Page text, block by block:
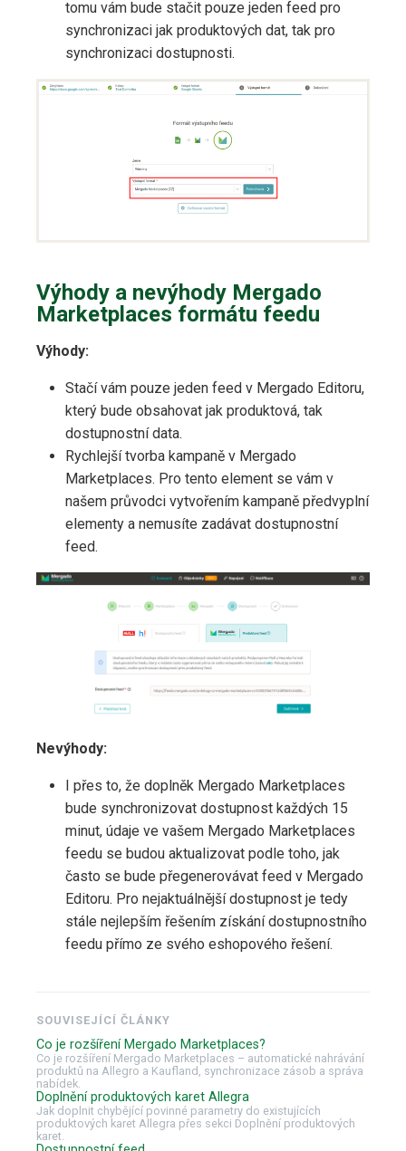
tomu vám bude stačit pouze jeden feed pro
synchronizaci jak produktových dat, tak pro
synchronizaci dostupnosti.
Výhody a nevýhody Mergado
Marketplaces formátu feedu
Výhody:
Stačí vám pouze jeden feed v Mergado Editoru,
který bude obsahovat jak produktová, tak
dostupnostní data.
Rychlejší tvorba kampaně v Mergado
Marketplaces. Pro tento element se vám v
našem průvodci vytvořením kampaně předvyplní
elementy a nemusíte zadávat dostupnostní
feed.
Nevýhody:
I přes to, že doplněk Mergado Marketplaces
bude synchronizovat dostupnost každých 15
minut, údaje ve vašem Mergado Marketplaces
feedu se budou aktualizovat podle toho, jak
často se bude přegenerovávat feed v Mergado
Editoru. Pro nejaktuálnější dostupnost je tedy
stále nejlepším řešením získání dostupnostního
feedu přímo ze svého eshopového řešení.
SOUVISEJÍCÍ ČLÁNKY
Co je rozšíření Mergado Marketplaces?
Co je rozšíření Mergado Marketplaces – automatické nahrávání
produktů na Allegro a Kaufland, synchronizace zásob a správa
nabídek.
Doplnění produktových karet Allegra
Jak doplnit chybějící povinné parametry do existujících
produktových karet Allegra přes sekci Doplnění produktových
karet.